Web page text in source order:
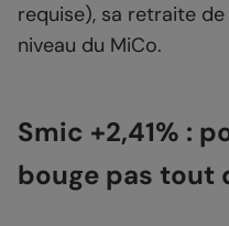
requise), sa retraite
niveau du MiCo.
Smic +2,41% :
bouge pas tout